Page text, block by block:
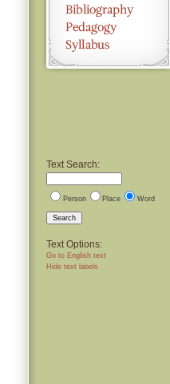
Text Search:
Person Place Word
Search
Text Options:
Go to English text
Hide text labels